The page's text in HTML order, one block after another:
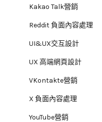
Kakao Talk營銷
Reddit 負面內容處理
UI&UX交互設計
UX 高端網頁設計
VKontakte營銷
X 負面內容處理
YouTube營銷